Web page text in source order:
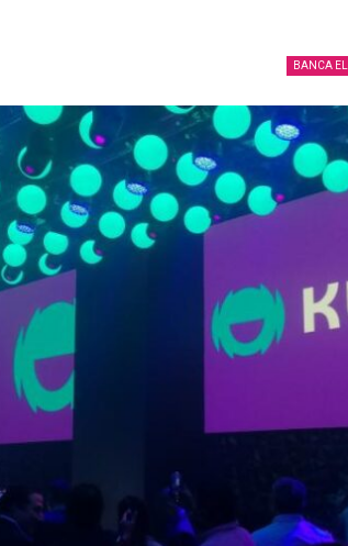
BANCA